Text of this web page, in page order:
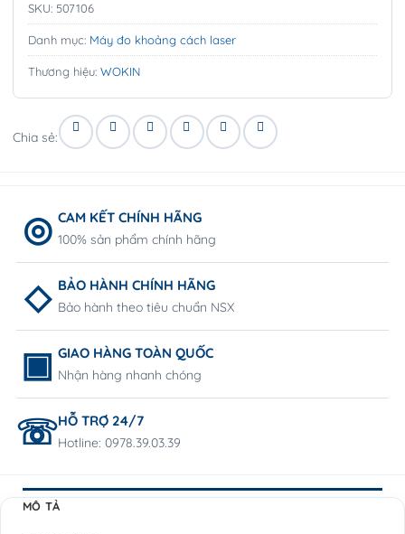
SKU: 507106
Danh mục: Máy đo khoảng cách laser
Thương hiệu: WOKIN
Chia sẻ:
CAM KẾT CHÍNH HÃNG
100% sản phẩm chính hãng
BẢO HÀNH CHÍNH HÃNG
Bảo hành theo tiêu chuẩn NSX
GIAO HÀNG TOÀN QUỐC
Nhận hàng nhanh chóng
HỖ TRỢ 24/7
Hotline: 0978.39.03.39
MÔ TẢ